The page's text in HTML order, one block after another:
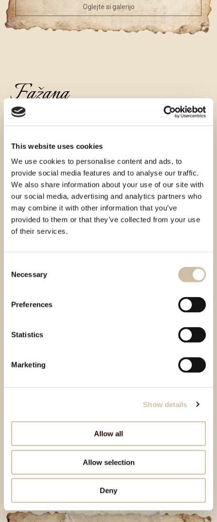
This website uses cookies
We use cookies to personalise content and ads, to
provide social media features and to analyse our traffic.
We also share information about your use of our site with
our social media, advertising and analytics partners who
may combine it with other information that you’ve
provided to them or that they’ve collected from your use
of their services.
Selection
Necessary
Preferences
Statistics
Marketing
Show details
Allow all
Allow selection
Deny
Oglejte si galerijo
Fažana
Aura Fažana
Tel:/
Rovinj